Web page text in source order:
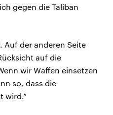
gegen die Taliban
Auf der anderen Seite
auf die
wir Waffen einsetzen
so, dass die
wird.“